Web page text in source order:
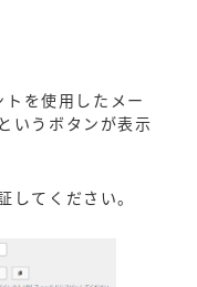
を使用したメー
いうボタンが表示
してください。